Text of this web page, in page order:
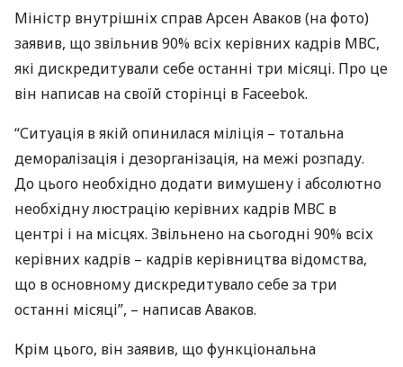
Міністр внутрішніх справ Арсен Аваков (на фото)
заявив, що звільнив 90% всіх керівних кадрів МВС,
які дискредитували себе останні три місяці. Про це
він написав на своїй сторінці в Faceebok.
“Ситуація в якій опинилася міліція – тотальна
деморалізація і дезорганізація, на межі розпаду.
До цього необхідно додати вимушену і абсолютно
необхідну люстрацію керівних кадрів МВС в
центрі і на місцях. Звільнено на сьогодні 90% всіх
керівних кадрів – кадрів керівництва відомства,
що в основному дискредитувало себе за три
останні місяці”, – написав Аваков.
Крім цього, він заявив, що функціональна